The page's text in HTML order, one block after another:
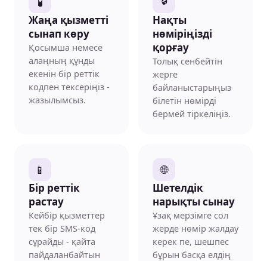
Жаңа қызметті
сынап көру
Қосымша немесе
алаңның құнды
екенін бір реттік
кодпен тексеріңіз -
жазылымсыз.
Нақты
нөміріңізді
қорғау
Толық сенбейтін
жерге
байланыстарыңыз
білетін нөмірді
бермей тіркеліңіз.
📱
Бір реттік
растау
Кейбір қызметтер
тек бір SMS-код
сұрайды - қайта
пайдаланбайтын
🌐
Шетелдік
нарықты сынау
Ұзақ мерзімге сол
жерде нөмір жалдау
керек пе, шешпес
бұрын басқа елдің